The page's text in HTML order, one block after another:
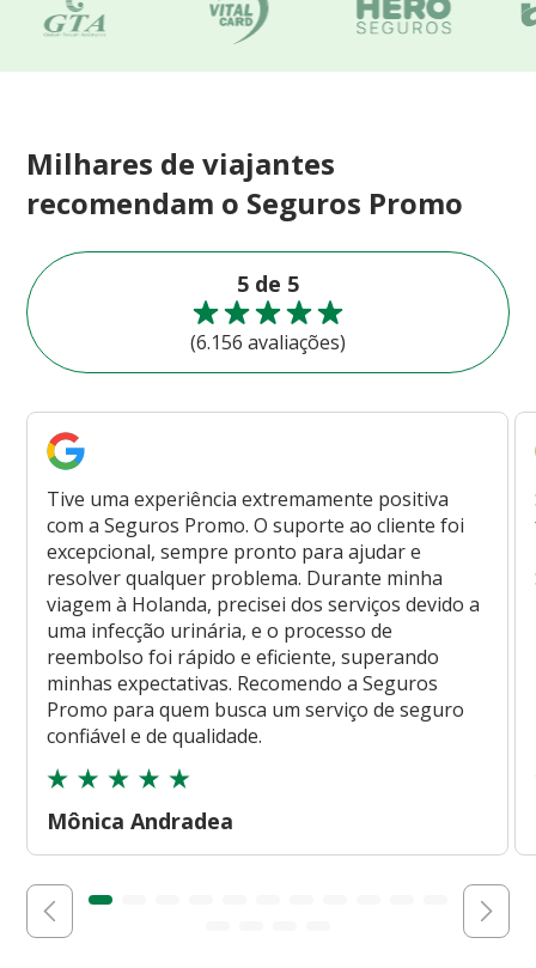
Milhares de viajantes
recomendam o Seguros Promo
5 de 5
(6.156 avaliações)
Tive uma experiência extremamente positiva
com a Seguros Promo. O suporte ao cliente foi
excepcional, sempre pronto para ajudar e
resolver qualquer problema. Durante minha
viagem à Holanda, precisei dos serviços devido a
uma infecção urinária, e o processo de
reembolso foi rápido e eficiente, superando
minhas expectativas. Recomendo a Seguros
Promo para quem busca um serviço de seguro
confiável e de qualidade.
Mônica Andradea